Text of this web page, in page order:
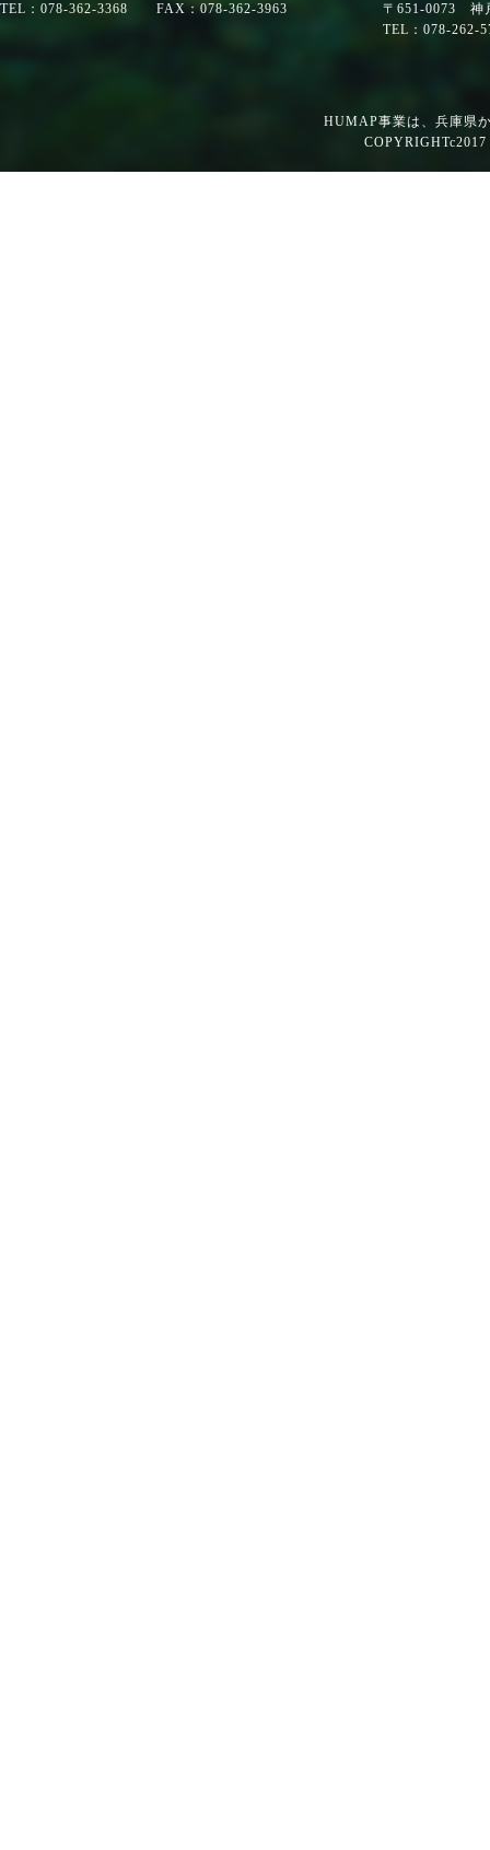
TEL：078-362-3368 FAX：078-362-3963
〒651-0073 神
TEL：078-
HUMAP事業は、兵庫県